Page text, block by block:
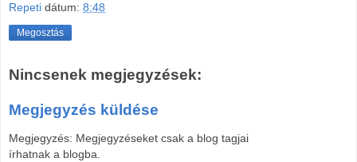
Repeti dátum: 8:48
Megosztás
Nincsenek megjegyzések:
Megjegyzés küldése
Megjegyzés: Megjegyzéseket csak a blog tagjai
írhatnak a blogba.